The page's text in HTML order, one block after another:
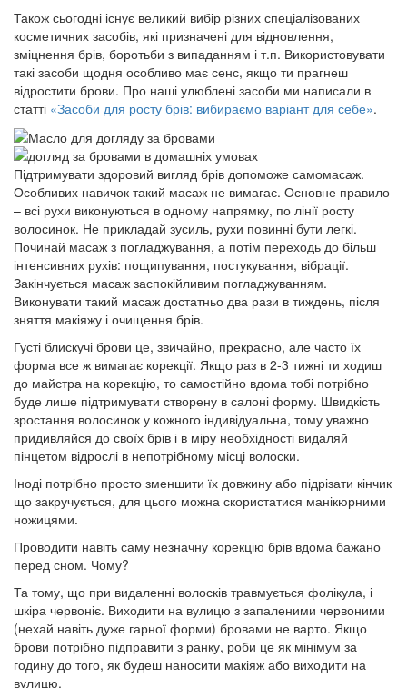
Також сьогодні існує великий вибір різних спеціалізованих
косметичних засобів, які призначені для відновлення,
зміцнення брів, боротьби з випаданням і т.п. Використовувати
такі засоби щодня особливо має сенс, якщо ти прагнеш
відростити брови. Про наші улюблені засоби ми написали в
статті «Засоби для росту брів: вибираємо варіант для себе».
Підтримувати здоровий вигляд брів допоможе самомасаж.
Особливих навичок такий масаж не вимагає. Основне правило
– всі рухи виконуються в одному напрямку, по лінії росту
волосинок. Не прикладай зусиль, рухи повинні бути легкі.
Починай масаж з погладжування, а потім переходь до більш
інтенсивних рухів: пощипування, постукування, вібрації.
Закінчується масаж заспокійливим погладжуванням.
Виконувати такий масаж достатньо два рази в тиждень, після
зняття макіяжу і очищення брів.
Густі блискучі брови це, звичайно, прекрасно, але часто їх
форма все ж вимагає корекції. Якщо раз в 2-3 тижні ти ходиш
до майстра на корекцію, то самостійно вдома тобі потрібно
буде лише підтримувати створену в салоні форму. Швидкість
зростання волосинок у кожного індивідуальна, тому уважно
придивляйся до своїх брів і в міру необхідності видаляй
пінцетом відрослі в непотрібному місці волоски.
Іноді потрібно просто зменшити їх довжину або підрізати кінчик
що закручується, для цього можна скористатися манікюрними
ножицями.
Проводити навіть саму незначну корекцію брів вдома бажано
перед сном. Чому?
Та тому, що при видаленні волосків травмується фолікула, і
шкіра червоніє. Виходити на вулицю з запаленими червоними
(нехай навіть дуже гарної форми) бровами не варто. Якщо
брови потрібно підправити з ранку, роби це як мінімум за
годину до того, як будеш наносити макіяж або виходити на
вулицю.